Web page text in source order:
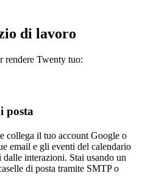
di lavoro
rendere Twenty tuo:
posta
e collega il tuo account Google o
email e gli eventi del calendario
dalle interazioni. Stai usando un
di posta tramite SMTP o